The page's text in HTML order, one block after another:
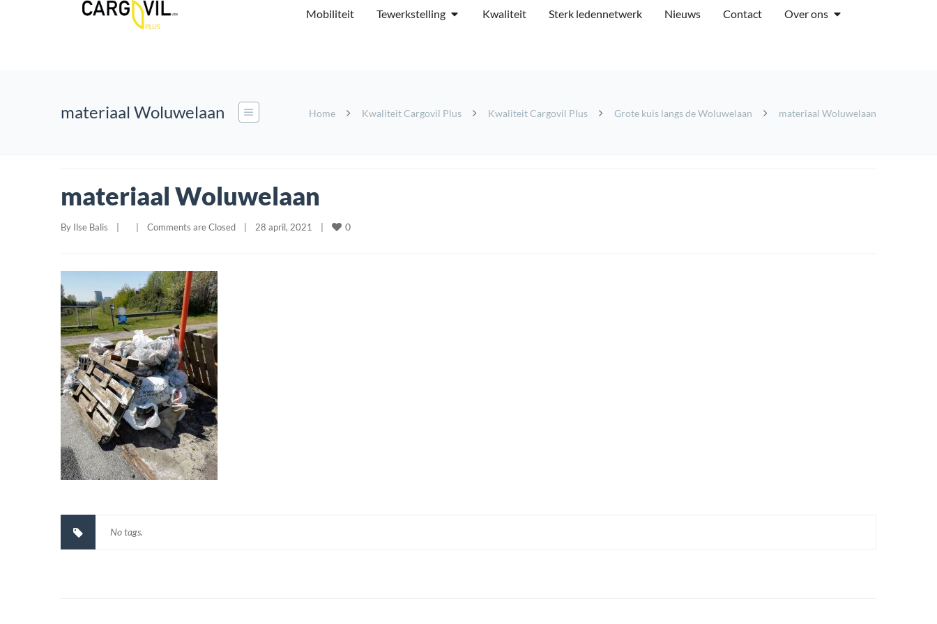
Mobiliteit Tewerkstelling Kwaliteit Sterk ledennetwerk Nieuws Contact Over ons
materiaal Woluwelaan Home Kwaliteit Cargovil Plus Kwaliteit Cargovil Plus Grote kuis langs de Woluwelaan materiaal Woluwelaan
materiaal Woluwelaan
By Ilse Balis Comments are Closed 28 april, 2021 0
No tags.